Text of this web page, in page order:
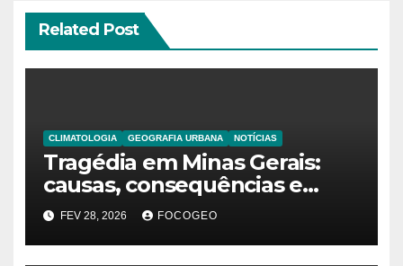
Related Post
CLIMATOLOGIA GEOGRAFIA URBANA NOTÍCIAS
Tragédia em Minas Gerais:
causas, consequências e
explicação do fenômeno que
desencadeou as chuvas
extremas
FEV 28, 2026 FOCOGEO